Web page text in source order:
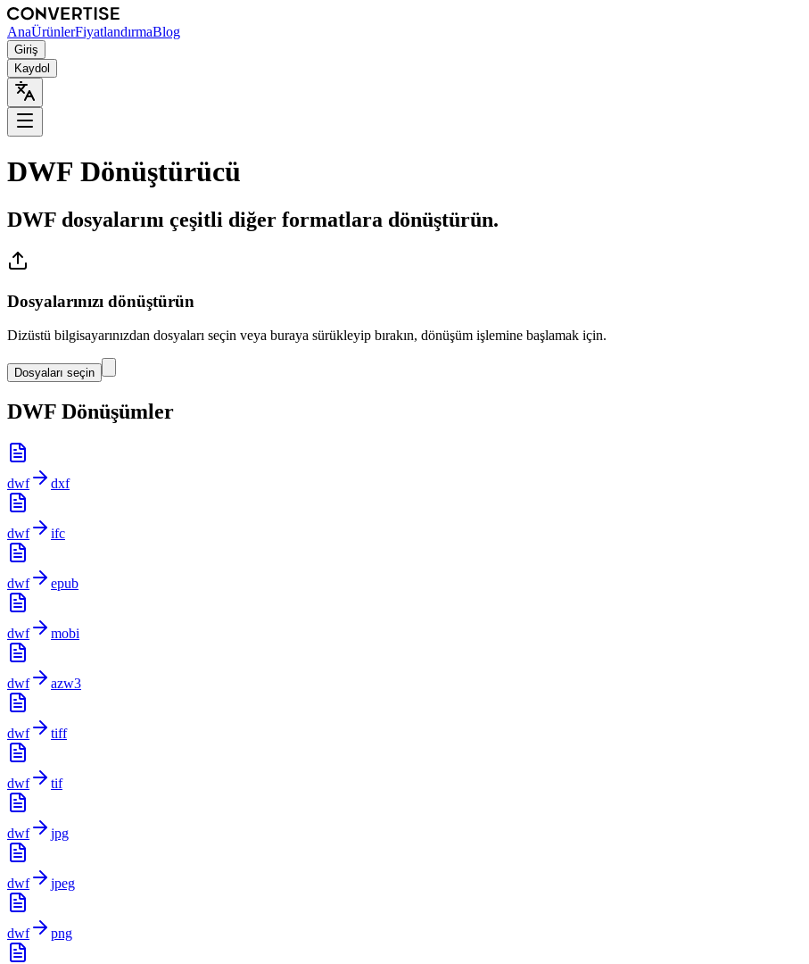
AnaÜrünlerFiyatlandırmaBlog
Giriş
Kaydol
DWF Dönüştürücü
DWF dosyalarını çeşitli diğer formatlara dönüştürün.
Dosyalarınızı dönüştürün
Dizüstü bilgisayarınızdan dosyaları seçin veya buraya sürükleyip bırakın, dönüşüm işlemine başlamak için.
Dosyaları seçin
DWF Dönüşümler
dwf dxf
dwf ifc
dwf epub
dwf mobi
dwf azw3
dwf tiff
dwf tif
dwf jpg
dwf jpeg
dwf png